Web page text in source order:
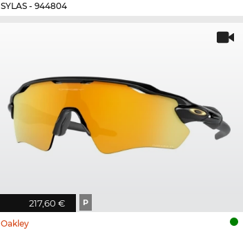
SYLAS - 944804
217,60 € P
Oakley